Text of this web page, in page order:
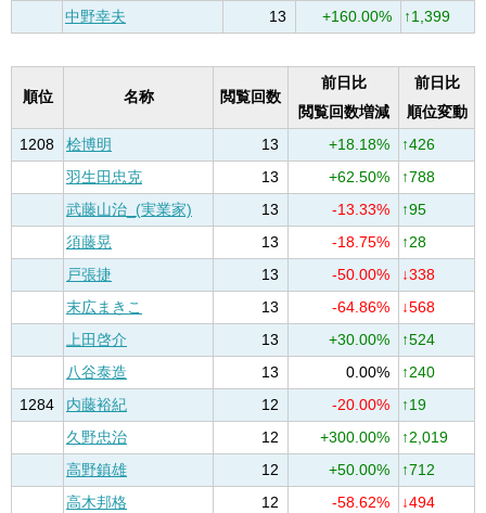
中野幸夫
13 +160.00% ↑1,399
順位 名称 閲覧回数
前日比
閲覧回数増減
前日比
順位変動
1208
桧博明 13 +18.18%
↑426
羽生田忠克
13 +62.50%
↑788
武藤山治_(実業家)
13 -13.33%
↑95
須藤晃
13 -18.75%
↑28
戸張捷
13 -50.00%
↓338
末広まきこ
13 -64.86%
↓568
上田啓介
13 +30.00%
↑524
八谷泰造
13 0.00%
↑240
1284
内藤裕紀 12 -20.00%
↑19
久野忠治
12 +300.00%
↑2,019
高野鎮雄
12 +50.00%
↑712
高木邦格
12 -58.62%
↓494